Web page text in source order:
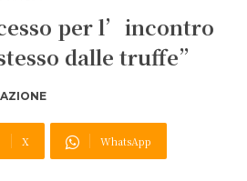
per l’incontro
dalle truffe”
X WhatsApp